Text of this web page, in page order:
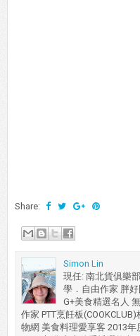
Share:
Simon Lin
現任: 南北貨俱樂
學．自由作家 胖
G+美食精選名人
作家 PTT烹飪板
物網 美食料理愛享客 2013